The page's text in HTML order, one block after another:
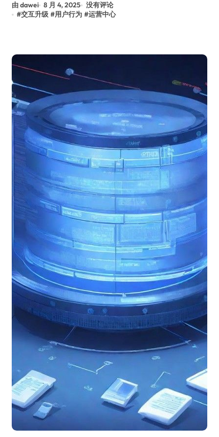
由 dawei 8 月 4, 2025 没有评论
#交互升级 #用户行为 #运营中心